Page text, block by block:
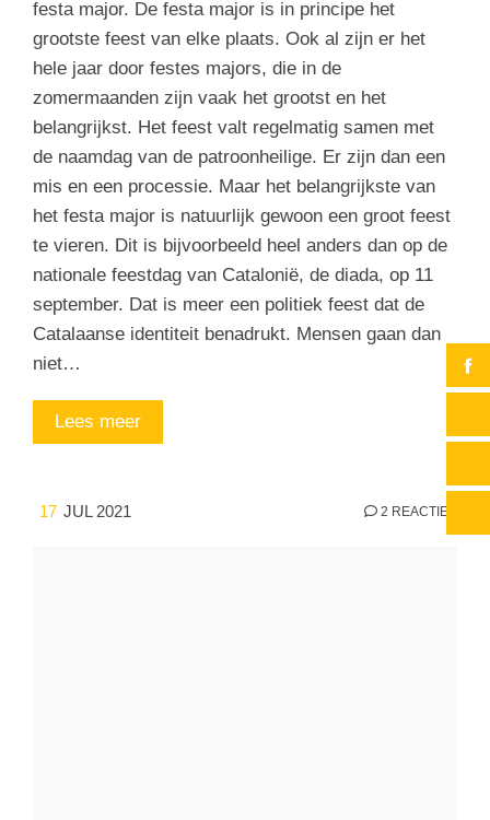
festa major. De festa major is in principe het
grootste feest van elke plaats. Ook al zijn er het
hele jaar door festes majors, die in de
zomermaanden zijn vaak het grootst en het
belangrijkst. Het feest valt regelmatig samen met
de naamdag van de patroonheilige. Er zijn dan een
mis en een processie. Maar het belangrijkste van
het festa major is natuurlijk gewoon een groot feest
te vieren. Dit is bijvoorbeeld heel anders dan op de
nationale feestdag van Catalonië, de diada, op 11
september. Dat is meer een politiek feest dat de
Catalaanse identiteit benadrukt. Mensen gaan dan
niet…
Lees meer
17 JUL 2021 2 REACTIES